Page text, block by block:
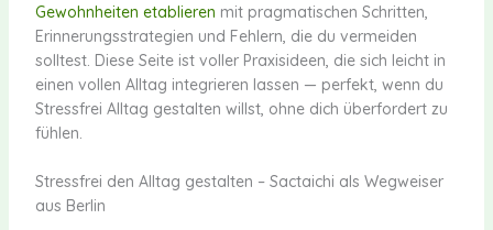
Gewohnheiten etablieren mit pragmatischen Schritten,
Erinnerungsstrategien und Fehlern, die du vermeiden
solltest. Diese Seite ist voller Praxisideen, die sich leicht in
einen vollen Alltag integrieren lassen — perfekt, wenn du
Stressfrei Alltag gestalten willst, ohne dich überfordert zu
fühlen.
Stressfrei den Alltag gestalten – Sactaichi als Wegweiser
aus Berlin